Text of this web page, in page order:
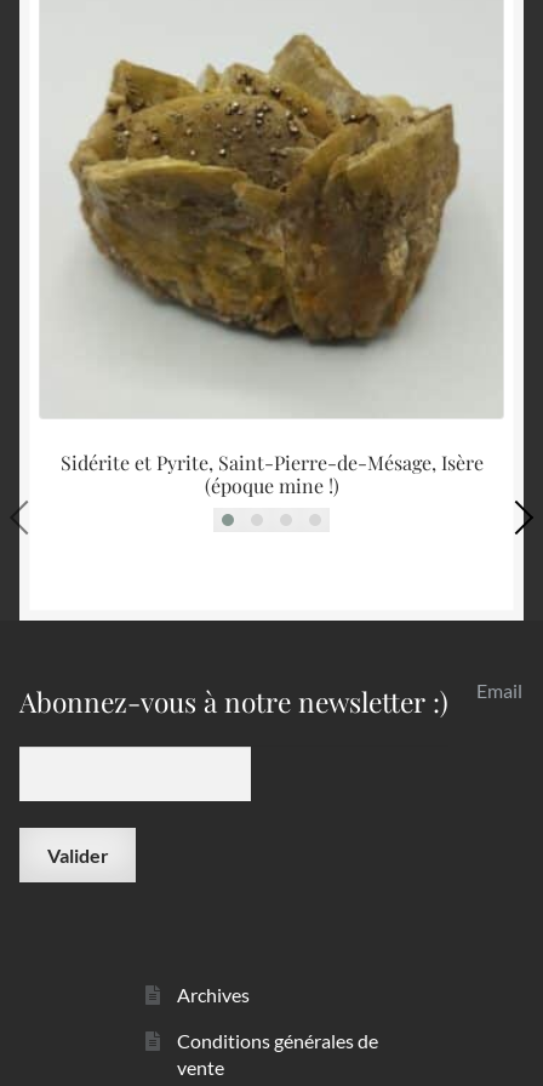
Sidérite et Pyrite, Saint-Pierre-de-Mésage, Isère
(époque mine !)
Abonnez-vous à notre newsletter :) Email
Archives
Conditions générales de
vente